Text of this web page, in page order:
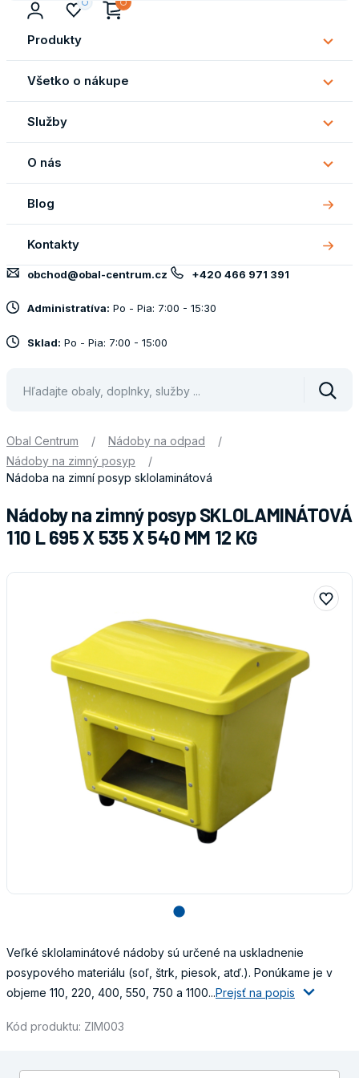
Produkty
Všetko o nákupe
o
Služby
O nás
O
nás
Blog
Kontakty
obchod@obal-centrum.cz +420 466 971 391
Administratíva: Po - Pia: 7:00 - 15:30
Sklad: Po - Pia: 7:00 - 15:00
Obal Centrum / Nádoby na odpad
/
Nádoby na zimný posyp
/
Nádoba na zimní posyp sklolaminátová
Nádoby na zimný posyp SKLOLAMINÁTOVÁ
110 L 695 X 535 X 540 MM 12 KG
lens
Veľké sklolaminátové nádoby sú určené na uskladnenie
posypového materiálu (soľ, štrk, piesok, atď.). Ponúkame je v
objeme 110, 220, 400, 550, 750 a 1100...Prejsť na popis
Kód produktu: ZIM003